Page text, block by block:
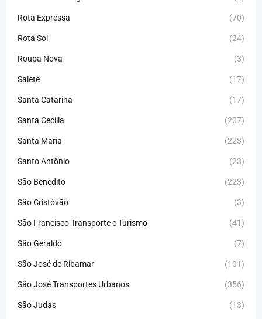
Rota Expressa (70)
Rota Sol (24)
Roupa Nova (3)
Salete (17)
Santa Catarina (17)
Santa Cecília (207)
Santa Maria (223)
Santo Antônio (23)
São Benedito (223)
São Cristóvão (3)
São Francisco Transporte e Turismo (41)
São Geraldo (7)
São José de Ribamar (101)
São José Transportes Urbanos (356)
São Judas (13)